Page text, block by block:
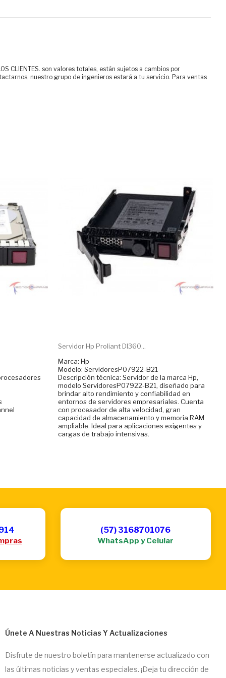
LOS CLIENTES. son valores totales, están sujetos a cambios por
nuestro grupo de ingenieros estará a tu servicio. Para ventas
Servidor Hp Proliant Dl360...
Marca: Hp
Modelo: ServidoresP07922-B21
Descripción técnica: Servidor de la marca Hp,
modelo ServidoresP07922-B21, diseñado para
brindar alto rendimiento y confiabilidad en
entornos de servidores empresariales. Cuenta
con procesador de alta velocidad, gran
capacidad de almacenamiento y memoria RAM
ampliable. Ideal para aplicaciones exigentes y
cargas de trabajo intensivas.
(57) 3168701076
WhatsApp y Celular
Únete A Nuestras Noticias Y Actualizaciones
Disfrute de nuestro boletín para mantenerse actualizado con
las últimas noticias y ventas especiales. ¡Deja tu dirección de